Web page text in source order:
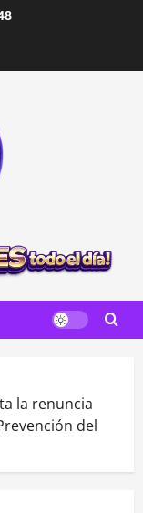
la renuncia
del